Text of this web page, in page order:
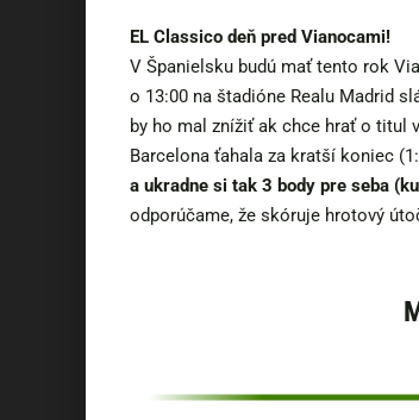
EL Classico deň pred Vianocami!
V Španielsku budú mať tento rok
o 13:00 na štadióne Realu Madrid
by ho mal znížiť ak chce hrať o titul
Barcelona ťahala za kratší koniec
a ukradne si tak 3 body pre seba
odporúčame, že skóruje hrotový